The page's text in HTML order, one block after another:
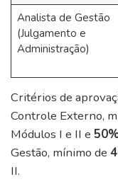
Analista de Gestão
(Julgamento e
Administração)
Critérios de
Controle Externo,
Módulos I e II e
Gestão, mínimo de
II.